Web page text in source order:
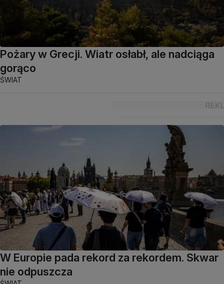
Pożary w Grecji. Wiatr osłabł, ale nadciąga
gorąco
ŚWIAT
W Europie pada rekord za rekordem. Skwar
nie odpuszcza